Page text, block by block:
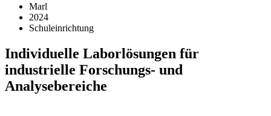
Marl
2024
Schuleinrichtung
Individuelle Laborlösungen für
industrielle Forschungs- und
Analysebereiche